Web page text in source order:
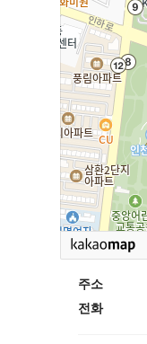
주소
전화